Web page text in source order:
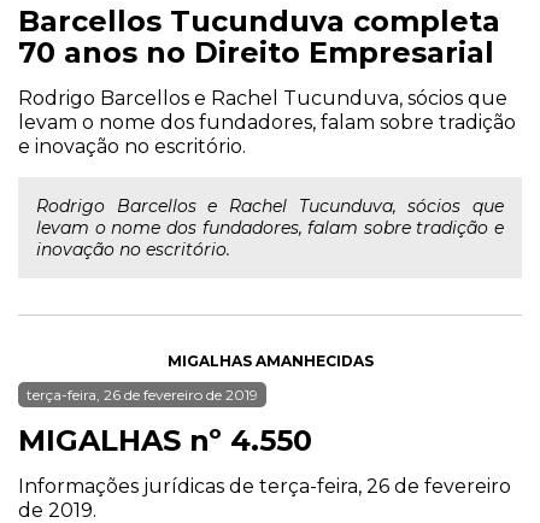
Barcellos Tucunduva completa
70 anos no Direito Empresarial
Rodrigo Barcellos e Rachel Tucunduva, sócios que
levam o nome dos fundadores, falam sobre tradição
e inovação no escritório.
Rodrigo Barcellos e Rachel Tucunduva, sócios que
levam o nome dos fundadores, falam sobre tradição e
inovação no escritório.
MIGALHAS AMANHECIDAS
terça-feira, 26 de fevereiro de 2019
MIGALHAS nº 4.550
Informações jurídicas de terça-feira, 26 de fevereiro
de 2019.